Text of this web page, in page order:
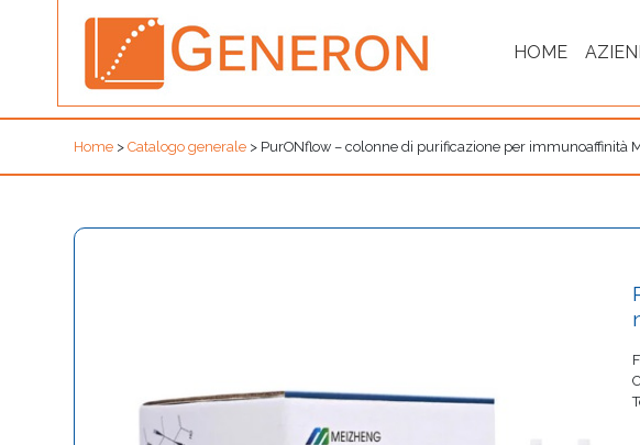
HOME
Home > Catalogo generale > PurONflow – colonne di purificazione per immunoaffinità